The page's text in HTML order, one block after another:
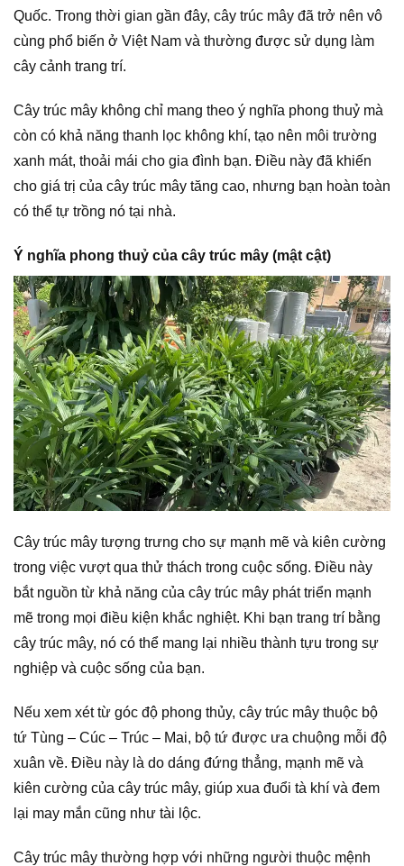
Quốc. Trong thời gian gần đây, cây trúc mây đã trở nên vô
cùng phổ biến ở Việt Nam và thường được sử dụng làm
cây cảnh trang trí.
Cây trúc mây không chỉ mang theo ý nghĩa phong thuỷ mà
còn có khả năng thanh lọc không khí, tạo nên môi trường
xanh mát, thoải mái cho gia đình bạn. Điều này đã khiến
cho giá trị của cây trúc mây tăng cao, nhưng bạn hoàn toàn
có thể tự trồng nó tại nhà.
Ý nghĩa phong thuỷ của cây trúc mây (mật cật)
Cây trúc mây tượng trưng cho sự mạnh mẽ và kiên cường
trong việc vượt qua thử thách trong cuộc sống. Điều này
bắt nguồn từ khả năng của cây trúc mây phát triển mạnh
mẽ trong mọi điều kiện khắc nghiệt. Khi bạn trang trí bằng
cây trúc mây, nó có thể mang lại nhiều thành tựu trong sự
nghiệp và cuộc sống của bạn.
Nếu xem xét từ góc độ phong thủy, cây trúc mây thuộc bộ
tứ Tùng – Cúc – Trúc – Mai, bộ tứ được ưa chuộng mỗi độ
xuân về. Điều này là do dáng đứng thẳng, mạnh mẽ và
kiên cường của cây trúc mây, giúp xua đuổi tà khí và đem
lại may mắn cũng như tài lộc.
Cây trúc mây thường hợp với những người thuộc mệnh